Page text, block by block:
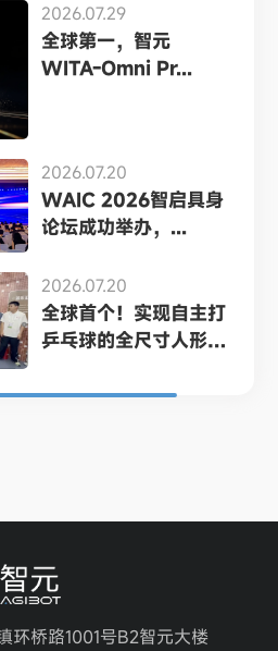
2026.07.29
全球第一，智元
WITA-Omni Pr...
2026.07.20
WAIC 2026智启具身
论坛成功举办，...
2026.07.20
全球首个！实现自主打
乒乓球的全尺寸人形
环桥路1001号B2智元大楼